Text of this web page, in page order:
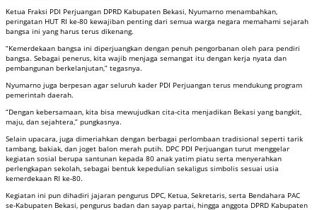
Ketua Fraksi PDI Perjuangan DPRD Kabupaten Bekasi, Nyumarno menambahkan,
peringatan HUT RI ke-80 kewajiban penting dari semua warga negara memahami sejarah
bangsa ini yang harus terus dikenang.
“Kemerdekaan bangsa ini diperjuangkan dengan penuh pengorbanan oleh para pendiri
bangsa. Sebagai penerus, kita wajib menjaga semangat itu dengan kerja nyata dan
pembangunan berkelanjutan,” tegasnya.
Nyumarno juga berpesan agar seluruh kader PDI Perjuangan terus mendukung program
pemerintah daerah.
“Dengan kebersamaan, kita bisa mewujudkan cita-cita menjadikan Bekasi yang bangkit,
maju, dan sejahtera,” pungkasnya.
Selain upacara, juga dimeriahkan dengan berbagai perlombaan tradisional seperti tarik
tambang, bakiak, dan joget balon merah putih. DPC PDI Perjuangan turut menggelar
kegiatan sosial berupa santunan kepada 80 anak yatim piatu serta menyerahkan
perlengkapan sekolah, sebagai bentuk kepedulian sekaligus simbolis sesuai usia
kemerdekaan RI ke-80.
Kegiatan ini pun dihadiri jajaran pengurus DPC, Ketua, Sekretaris, serta Bendahara PAC
se-Kabupaten Bekasi, pengurus badan dan sayap partai, hingga anggota DPRD Kabupaten